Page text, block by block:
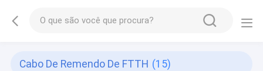
Cabo De Remendo De FTTH (15)